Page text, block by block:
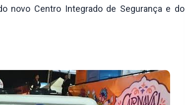
novo Centro Integrado de Segurança e do